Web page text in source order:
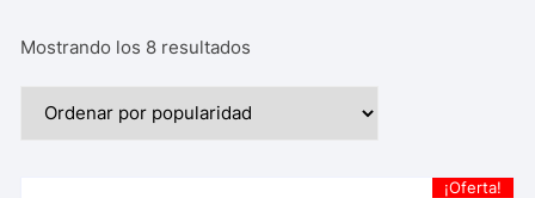
Mostrando los 8 resultados
¡Oferta!